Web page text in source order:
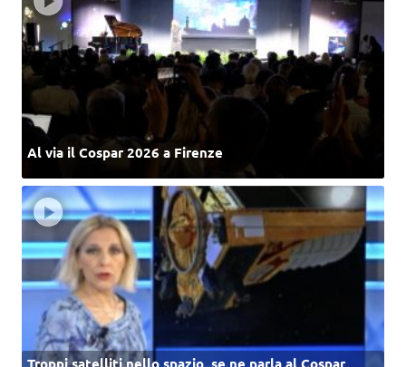
Al via il Cospar 2026 a Firenze
Troppi satelliti nello spazio, se ne parla al Cospar